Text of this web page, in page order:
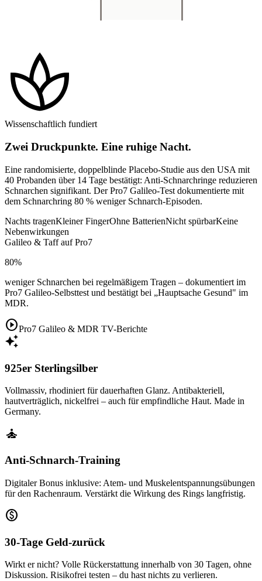
spa
Wissenschaftlich fundiert
Zwei Druckpunkte. Eine ruhige Nacht.
Eine randomisierte, doppelblinde Placebo-Studie aus den USA mit
40 Probanden über 14 Tage bestätigt: Anti-Schnarchringe reduzieren
Schnarchen signifikant. Der Pro7 Galileo-Test dokumentierte mit
dem Schnarchring 80 % weniger Schnarch-Episoden.
Nachts tragenKleiner FingerOhne BatterienNicht spürbarKeine
Nebenwirkungen
Galileo & Taff auf Pro7
80%
weniger Schnarchen bei regelmäßigem Tragen – dokumentiert im
Pro7 Galileo-Selbsttest und bestätigt bei „Hauptsache Gesund" im
MDR.
play_circlePro7 Galileo & MDR TV-Berichte
auto_awesome
925er Sterlingsilber
Vollmassiv, rhodiniert für dauerhaften Glanz. Antibakteriell,
hautverträglich, nickelfrei – auch für empfindliche Haut. Made in
Germany.
self_improvement
Anti-Schnarch-Training
Digitaler Bonus inklusive: Atem- und Muskelentspannungsübungen
für den Rachenraum. Verstärkt die Wirkung des Rings langfristig.
paid
30-Tage Geld-zurück
Wirkt er nicht? Volle Rückerstattung innerhalb von 30 Tagen, ohne
Diskussion. Risikofrei testen – du hast nichts zu verlieren.